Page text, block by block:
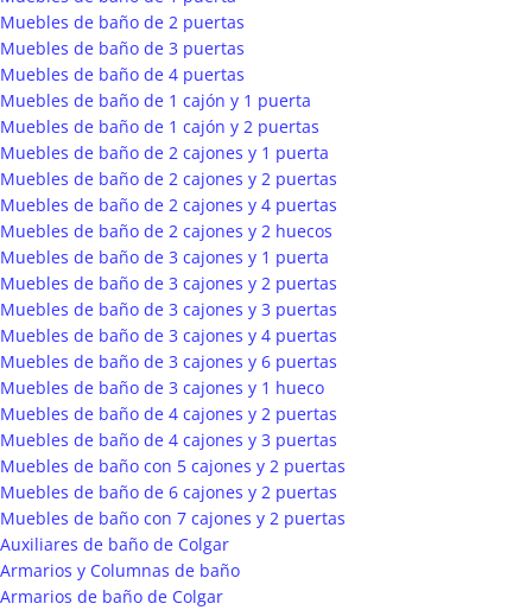
Muebles de baño de 2 puertas
Muebles de baño de 3 puertas
Muebles de baño de 4 puertas
Muebles de baño de 1 cajón y 1 puerta
Muebles de baño de 1 cajón y 2 puertas
Muebles de baño de 2 cajones y 1 puerta
Muebles de baño de 2 cajones y 2 puertas
Muebles de baño de 2 cajones y 4 puertas
Muebles de baño de 2 cajones y 2 huecos
Muebles de baño de 3 cajones y 1 puerta
Muebles de baño de 3 cajones y 2 puertas
Muebles de baño de 3 cajones y 3 puertas
Muebles de baño de 3 cajones y 4 puertas
Muebles de baño de 3 cajones y 6 puertas
Muebles de baño de 3 cajones y 1 hueco
Muebles de baño de 4 cajones y 2 puertas
Muebles de baño de 4 cajones y 3 puertas
Muebles de baño con 5 cajones y 2 puertas
Muebles de baño de 6 cajones y 2 puertas
Muebles de baño con 7 cajones y 2 puertas
Auxiliares de baño de Colgar
Armarios y Columnas de baño
Armarios de baño de Colgar